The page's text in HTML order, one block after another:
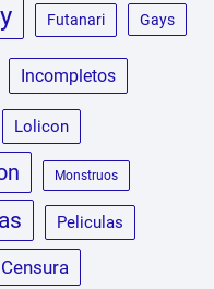
Futanari Gays
Incompletos
Lolicon
Monstruos
Peliculas